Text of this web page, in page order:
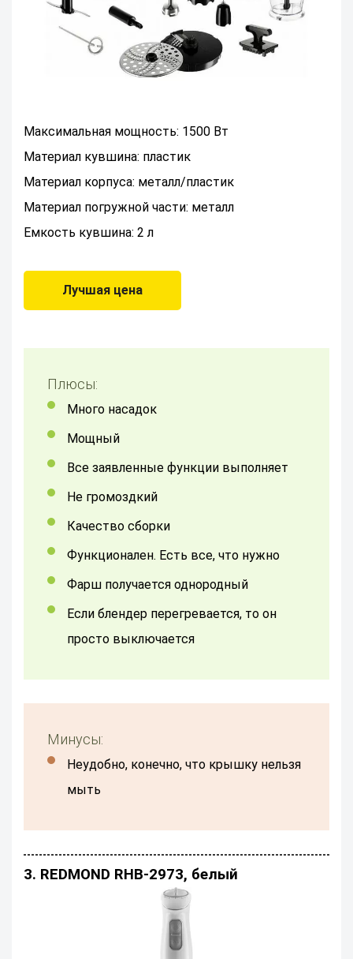
Максимальная мощность: 1500 Вт
Материал кувшина: пластик
Материал корпуса: металл/пластик
Материал погружной части: металл
Емкость кувшина: 2 л
Лучшая цена
Плюсы:
Много насадок
мощный
все заявленные функции выполняет
не громоздкий
Качество сборки
Функционален. Есть все, что нужно
Фарш получается однородный
Если блендер перегревается, то он
просто выключается
Минусы:
Неудобно, конечно, что крышку нельзя
мыть
3. REDMOND RHB-2973, белый